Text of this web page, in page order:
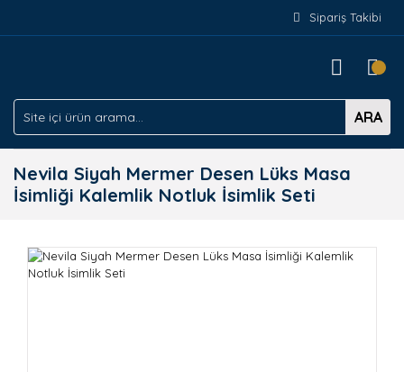
Sipariş Takibi
ARA
Nevila Siyah Mermer Desen Lüks Masa
İsimliği Kalemlik Notluk İsimlik Seti